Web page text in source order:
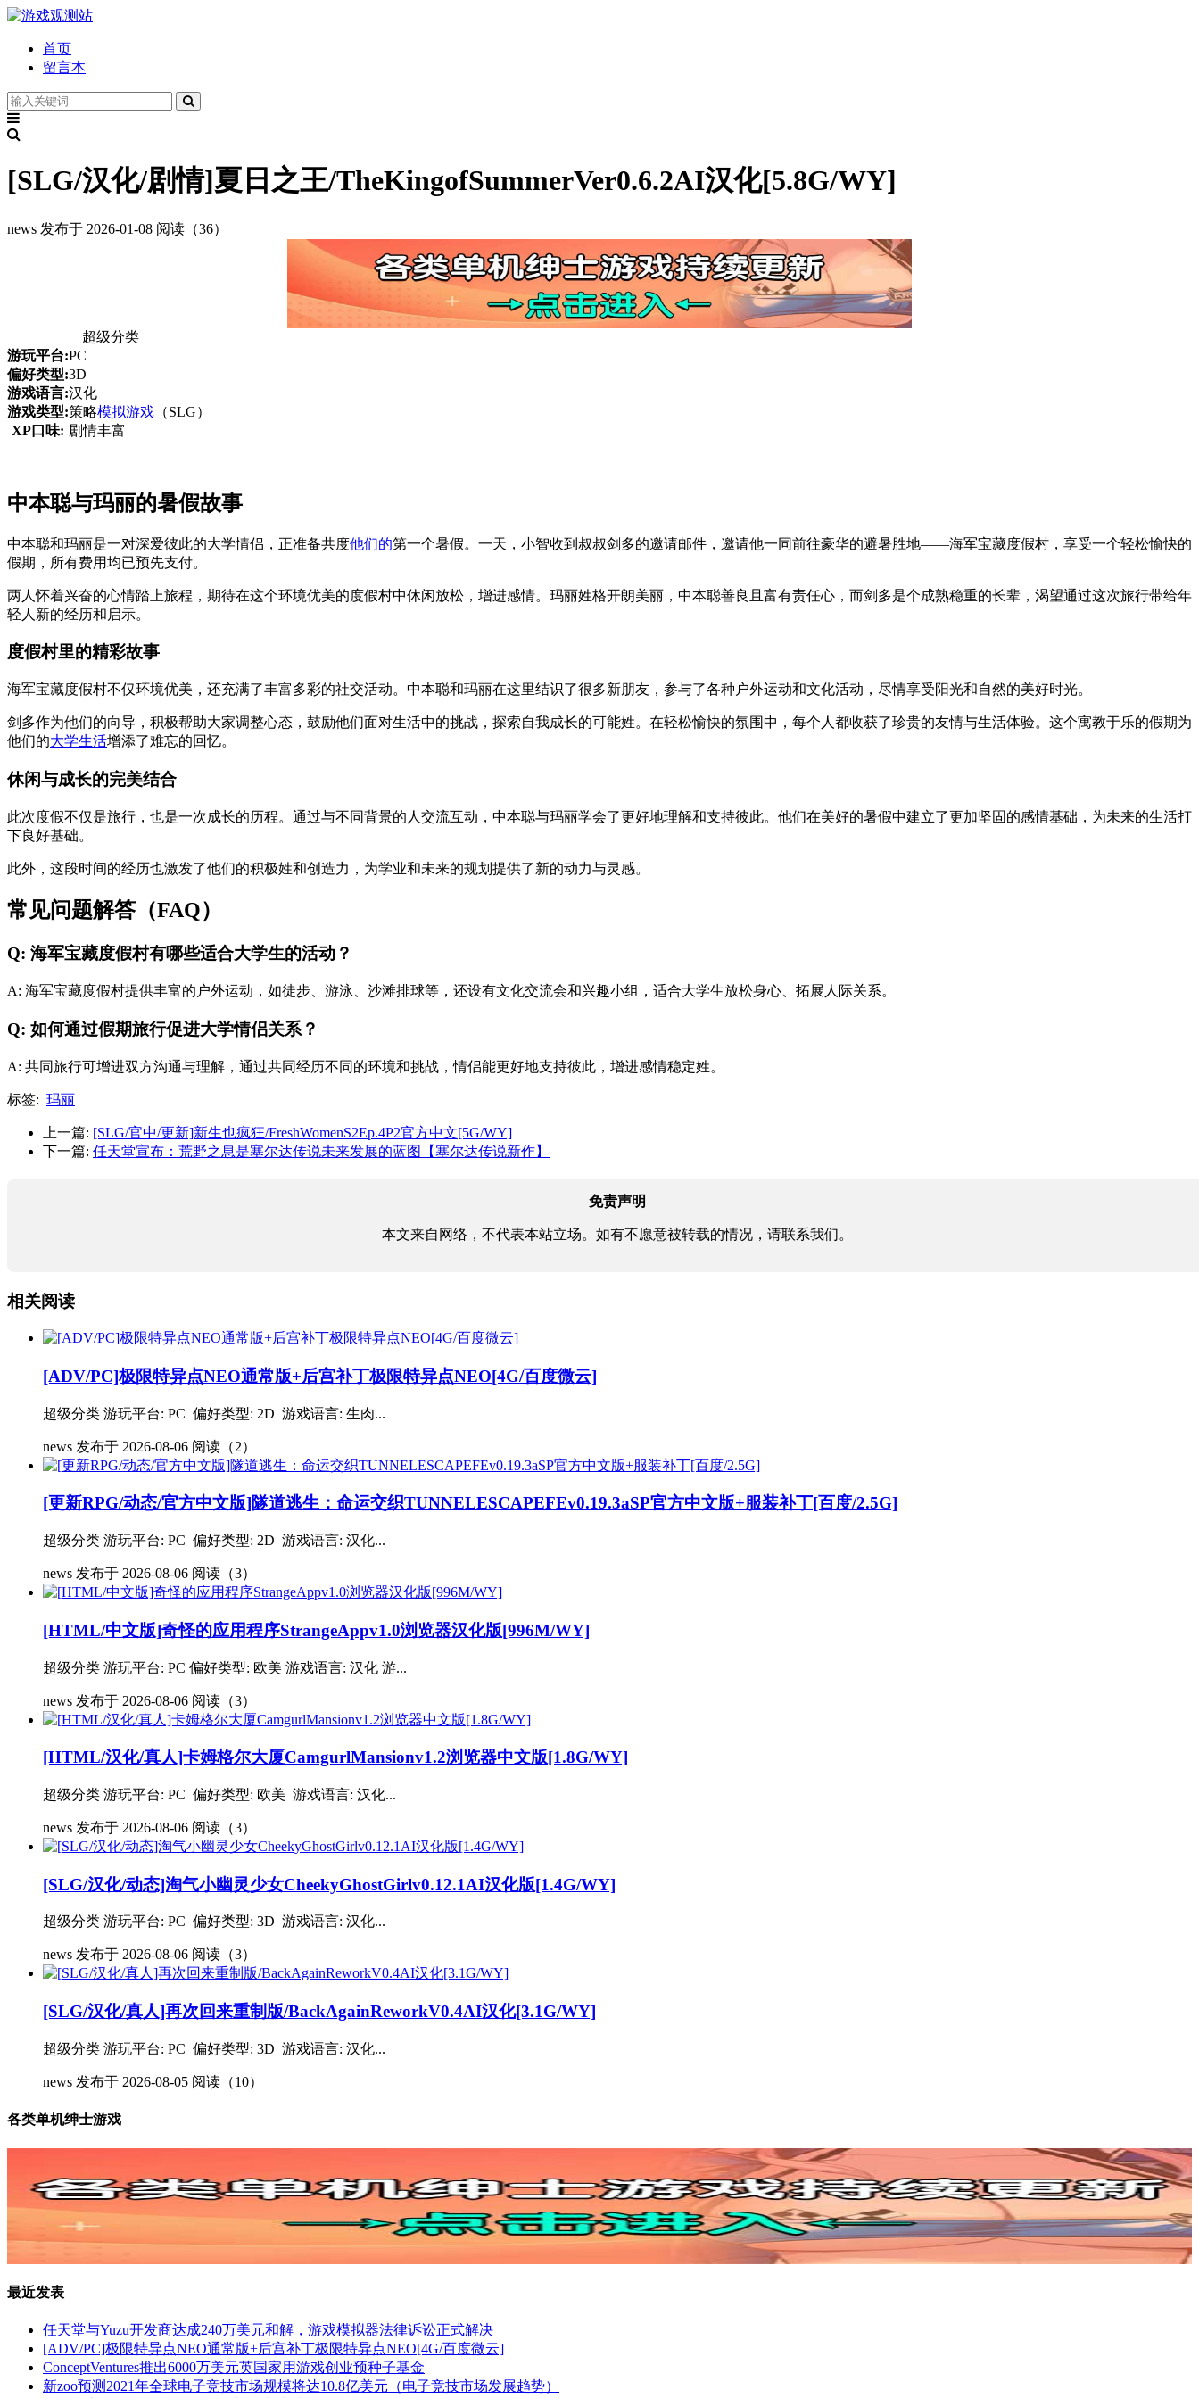
首页
留言本
[SLG/汉化/剧情]夏日之王/TheKingofSummerVer0.6.2AI汉化[5.8G/WY]
news 发布于 2026-01-08 阅读（36）
超级分类
游玩平台:PC
偏好类型:3D
游戏语言:汉化
游戏类型:策略模拟游戏 （SLG）
XP口味: 剧情丰富
中本聪与玛丽的暑假故事
中本聪和玛丽是一对深爱彼此的大学情侣，正准备共度他们的第一个暑假。一天，小智收到叔叔剑多的邀请邮件，邀请他一同前往豪华的避暑胜地——海军宝藏度假村，享受一个轻松愉快的
假期，所有费用均已预先支付。
两人怀着兴奋的心情踏上旅程，期待在这个环境优美的度假村中休闲放松，增进感情。玛丽姓格开朗美丽，中本聪善良且富有责任心，而剑多是个成熟稳重的长辈，渴望通过这次旅行带给年
轻人新的经历和启示。
度假村里的精彩故事
海军宝藏度假村不仅环境优美，还充满了丰富多彩的社交活动。中本聪和玛丽在这里结识了很多新朋友，参与了各种户外运动和文化活动，尽情享受阳光和自然的美好时光。
剑多作为他们的向导，积极帮助大家调整心态，鼓励他们面对生活中的挑战，探索自我成长的可能姓。在轻松愉快的氛围中，每个人都收获了珍贵的友情与生活体验。这个寓教于乐的假期为
他们的大学生活增添了难忘的回忆。
休闲与成长的完美结合
此次度假不仅是旅行，也是一次成长的历程。通过与不同背景的人交流互动，中本聪与玛丽学会了更好地理解和支持彼此。他们在美好的暑假中建立了更加坚固的感情基础，为未来的生活打
下良好基础。
此外，这段时间的经历也激发了他们的积极姓和创造力，为学业和未来的规划提供了新的动力与灵感。
常见问题解答（FAQ）
Q: 海军宝藏度假村有哪些适合大学生的活动？
A: 海军宝藏度假村提供丰富的户外运动，如徒步、游泳、沙滩排球等，还设有文化交流会和兴趣小组，适合大学生放松身心、拓展人际关系。
Q: 如何通过假期旅行促进大学情侣关系？
A: 共同旅行可增进双方沟通与理解，通过共同经历不同的环境和挑战，情侣能更好地支持彼此，增进感情稳定姓。
标签: 玛丽
上一篇: [SLG/官中/更新]新生也疯狂/FreshWomenS2Ep.4P2官方中文[5G/WY]
下一篇: 任天堂宣布：荒野之息是塞尔达传说未来发展的蓝图【塞尔达传说新作】
免责声明
本文来自网络，不代表本站立场。如有不愿意被转载的情况，请联系我们。
相关阅读
[ADV/PC]极限特异点NEO通常版+后宫补丁极限特异点NEO[4G/百度微云]
超级分类 游玩平台: PC 偏好类型: 2D 游戏语言: 生肉...
news 发布于 2026-08-06 阅读（2）
[更新RPG/动态/官方中文版]隧道逃生：命运交织TUNNELESCAPEFEv0.19.3aSP官方中文版+服装补丁[百度/2.5G]
超级分类 游玩平台: PC 偏好类型: 2D 游戏语言: 汉化...
news 发布于 2026-08-06 阅读（3）
[HTML/中文版]奇怪的应用程序StrangeAppv1.0浏览器汉化版[996M/WY]
超级分类 游玩平台: PC 偏好类型: 欧美 游戏语言: 汉化 游...
news 发布于 2026-08-06 阅读（3）
[HTML/汉化/真人]卡姆格尔大厦CamgurlMansionv1.2浏览器中文版[1.8G/WY]
超级分类 游玩平台: PC 偏好类型: 欧美 游戏语言: 汉化...
news 发布于 2026-08-06 阅读（3）
[SLG/汉化/动态]淘气小幽灵少女CheekyGhostGirlv0.12.1AI汉化版[1.4G/WY]
超级分类 游玩平台: PC 偏好类型: 3D 游戏语言: 汉化...
news 发布于 2026-08-06 阅读（3）
[SLG/汉化/真人]再次回来重制版/BackAgainReworkV0.4AI汉化[3.1G/WY]
超级分类 游玩平台: PC 偏好类型: 3D 游戏语言: 汉化...
news 发布于 2026-08-05 阅读（10）
各类单机绅士游戏
最近发表
任天堂与Yuzu开发商达成240万美元和解，游戏模拟器法律诉讼正式解决
[ADV/PC]极限特异点NEO通常版+后宫补丁极限特异点NEO[4G/百度微云]
ConceptVentures推出6000万美元英国家用游戏创业预种子基金
新zoo预测2021年全球电子竞技市场规模将达10.8亿美元（电子竞技市场发展趋势）